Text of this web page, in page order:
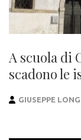
A scuola di
scadono le
GIUSEPPE